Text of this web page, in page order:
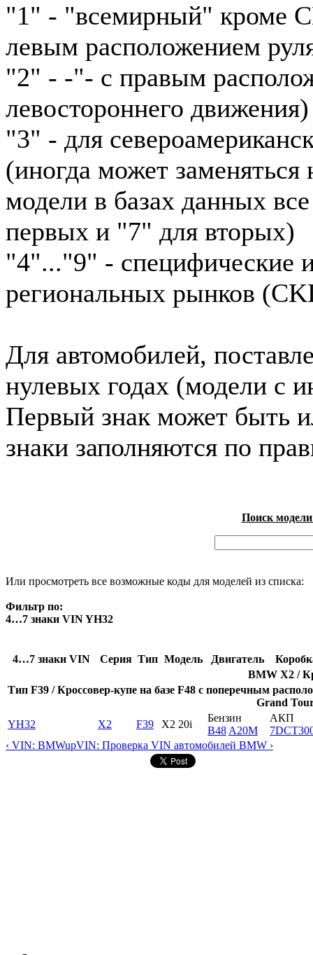
"1" - "всемирный" кроме
левым расположением
"2" - -"- с правым
левостороннего движения)
"3" - для
(иногда может
модели в базах данных
первых и "7" для вторых)
"4"..."9" - специфические
региональных рынков
Для автомобилей,
нулевых годах (модели с
Первый знак может быть
знаки заполняются по
Поиск
Или просмотреть все возможные коды для моделей из списка:
Фильтр по:
4…7 знаки VIN YH32
4…7 знаки VIN Серия Тип Модель Двигатель
BMW X2 /
Тип F39 / Кроссовер-купе на базе F48 с поперечным
Grand
YH32
X2 F39 X2 20i
Бензин
B48 A20M
АКП
‹ VIN: BMWupVIN: Проверка VIN автомобилей BMW ›